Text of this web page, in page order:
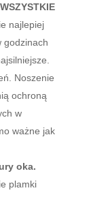
najlepiej
godzinach
Noszenie
ochroną
w
ważne jak
oka.
plamki